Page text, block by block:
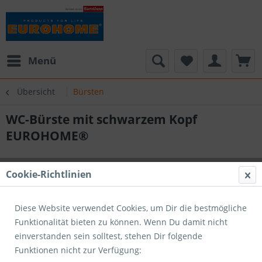
Menü
Übersicht Bürsten
WC-Bürste mit schwarzem Kopf
EUROHOME®
Cookie-Richtlinien
Diese Website verwendet Cookies, um Dir die bestmögliche
Funktionalität bieten zu können. Wenn Du damit nicht
einverstanden sein solltest, stehen Dir folgende
Funktionen nicht zur Verfügung: